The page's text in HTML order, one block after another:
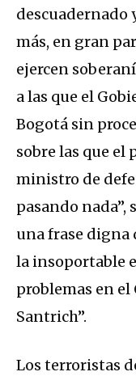
descuadernado
más, en gran
ejercen
a las que el
Bogotá sin
sobre las que el
ministro de
pasando nada”,
una frase digna
la insoportable
problemas en el
Santrich”.
Los terroristas